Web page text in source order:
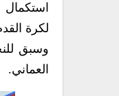
استكمال
لكرة
وسبق
العماني.